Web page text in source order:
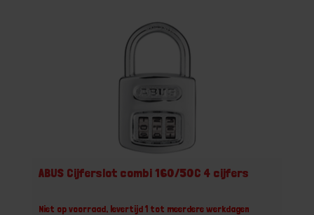
ABUS Cijferslot combi 160/50C 4 cijfers
Niet op voorraad, levertijd 1 tot meerdere werkdagen